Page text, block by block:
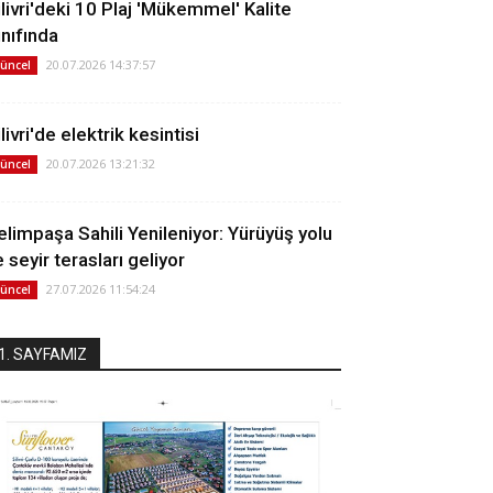
10 Plaj 'Mükemmel' Kalite
20.07.2026 14:37:57
elektrik kesintisi
20.07.2026 13:21:32
Sahili Yenileniyor: Yürüyüş yolu
seyir terasları geliyor
27.07.2026 11:54:24
1. SAYFAMIZ